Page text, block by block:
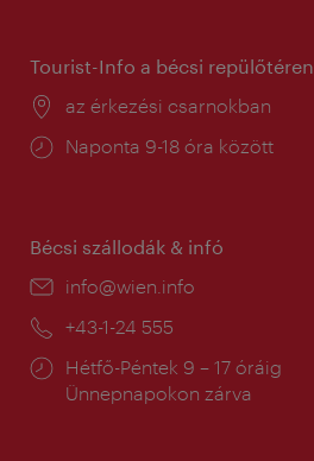
Tourist-Info a bécsi repülőtéren
Helyszín:
az érkezési csarnokban
Nyitva
Naponta 9-18 óra között
Bécsi szállodák & infó
E-
info@wien.info
Telefon:
+43-1-24 555
Nyitva
tartás:
Hétfő-Péntek 9 – 17 óráig
Ünnepnapokon zárva